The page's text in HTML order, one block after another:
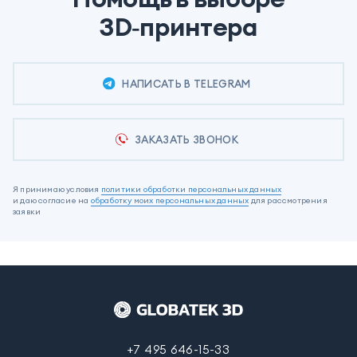
3D‑принтера
НАПИСАТЬ В TELEGRAM
ЗАКАЗАТЬ ЗВОНОК
Я принимаю условия политики обработки персональных данных
и даю согласие на обработку моих персональных данных для рассмотрения
заявки
+7 495 646-15-33